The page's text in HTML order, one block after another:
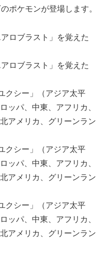
ポケモンが登場します。
ロブラスト」を覚えた
ロブラスト」を覚えた
クシー」（アジア太平
ッパ、中東、アフリカ、
アメリカ、グリーンラン
クシー」（アジア太平
ッパ、中東、アフリカ、
アメリカ、グリーンラン
クシー」（アジア太平
ッパ、中東、アフリカ、
アメリカ、グリーンラン